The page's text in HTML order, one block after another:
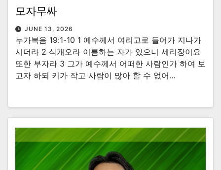
모자무싸
JUNE 13, 2026
누가복음 19:1-10 1 예수께서 여리고로 들어가 지나가
시더라 2 삭개오라 이름하는 자가 있으니 세리장이요
또한 부자라 3 그가 예수께서 어떠한 사람인가 하여 보
고자 하되 키가 작고 사람이 많아 할 수 없어…